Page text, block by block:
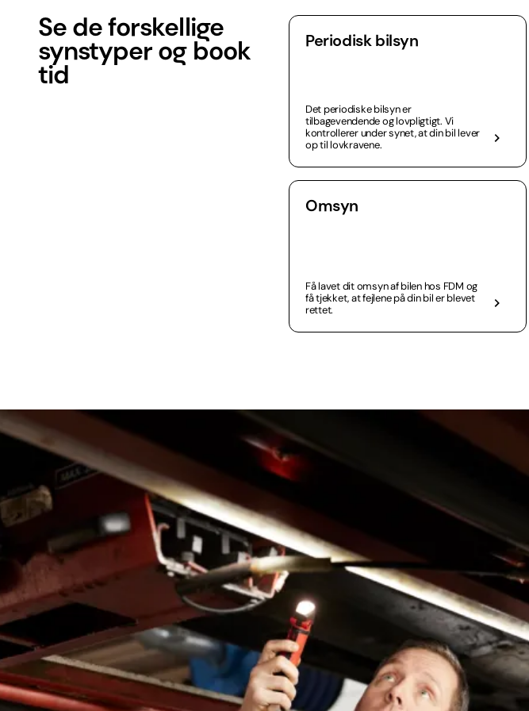
Se de forskellige
synstyper og book
tid
Periodisk bilsyn
Det periodiske bilsyn er
tilbagevendende og lovpligtigt. Vi
kontrollerer under synet, at din bil lever
op til lovkravene.
Omsyn
Få lavet dit omsyn af bilen hos FDM og
få tjekket, at fejlene på din bil er blevet
rettet.